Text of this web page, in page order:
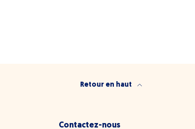
Retour en haut
Contactez-nous